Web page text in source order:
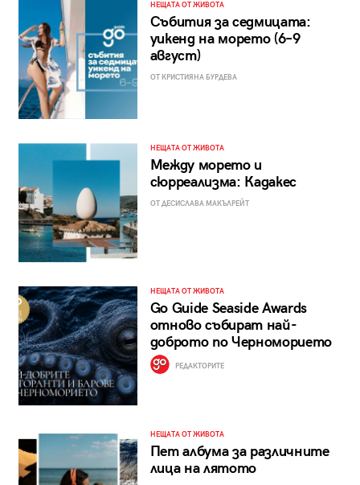
НЕЩАТА ОТ ЖИВОТА
Събития за седмицата:
уикенд на морето (6–9
август)
ОТ КРИСТИЯНА БУРДЕВА
НЕЩАТА ОТ ЖИВОТА
Между морето и
сюрреализма: Кадакес
ОТ ДЕСИСЛАВА МАКЪЛРЕЙТ
НЕЩАТА ОТ ЖИВОТА
Go Guide Seaside Awards
отново събират най-
доброто по Черноморието
РЕДАКТОРИТЕ
НЕЩАТА ОТ ЖИВОТА
Пет албума за различните
лица на лятото